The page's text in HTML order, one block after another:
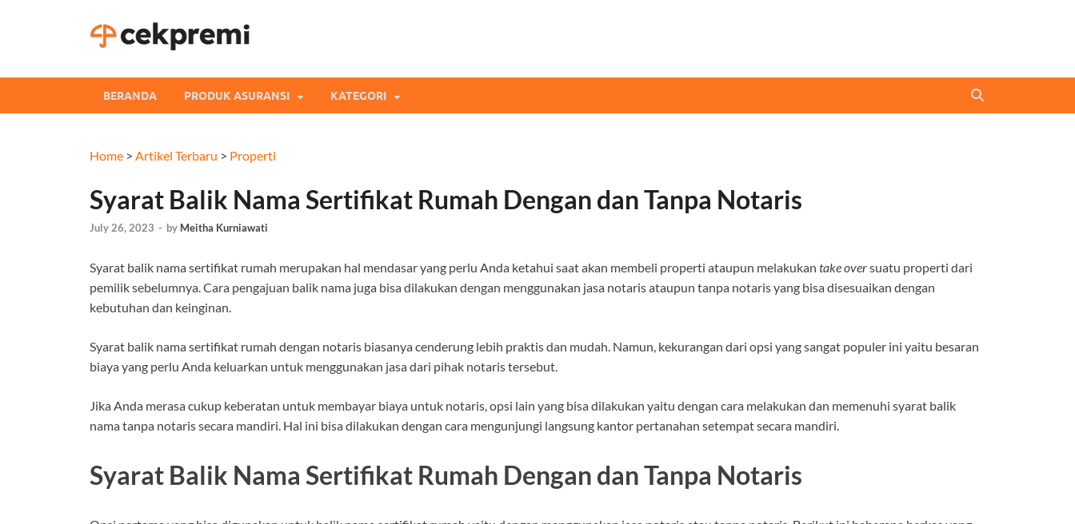
BERANDA PRODUK ASURANSI KATEGORI
Home > Artikel Terbaru > Properti
Syarat Balik Nama Sertifikat Rumah Dengan dan Tanpa Notaris
July 26, 2023 - by Meitha Kurniawati
Syarat balik nama sertifikat rumah merupakan hal mendasar yang perlu Anda ketahui saat akan membeli properti ataupun melakukan take oversuatu properti dari
pemilik sebelumnya. Cara pengajuan balik nama juga bisa dilakukan dengan menggunakan jasa notaris ataupun tanpa notaris yang bisa disesuaikan dengan
kebutuhan dan keinginan.
Syarat balik nama sertifikat rumah dengan notaris biasanya cenderung lebih praktis dan mudah. Namun, kekurangan dari opsi yang sangat populer ini yaitu besaran
biaya yang perlu Anda keluarkan untuk menggunakan jasa dari pihak notaris tersebut.
Jika Anda merasa cukup keberatan untuk membayar biaya untuk notaris, opsi lain yang bisa dilakukan yaitu dengan cara melakukan dan memenuhi syarat balik
nama tanpa notaris secara mandiri. Hal ini bisa dilakukan dengan cara mengunjungi langsung kantor pertanahan setempat secara mandiri.
Syarat Balik Nama Sertifikat Rumah Dengan dan Tanpa Notaris